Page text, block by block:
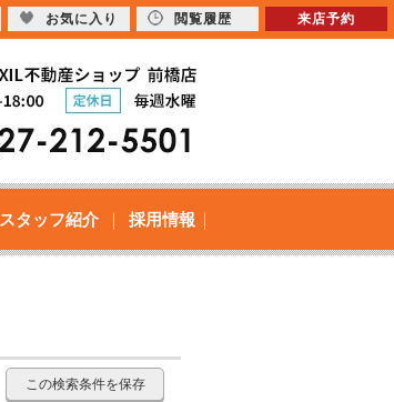
スタッフ紹介 採用情報
この検索条件を保存
お気に入り 閲覧履歴 来店予約